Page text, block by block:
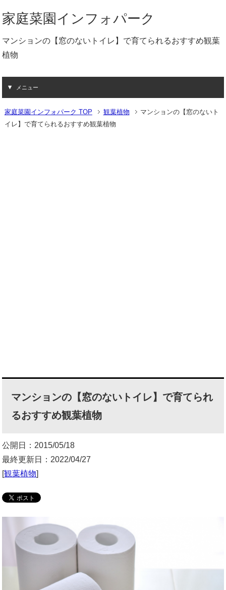
家庭菜園インフォパーク
マンションの【窓のないトイレ】で育てられるおすすめ観葉
植物
メニュー
家庭菜園インフォパーク TOP 観葉植物
マンションの【窓のないト
イレ】で育てられるおすすめ観葉植物
マンションの【窓のないトイレ】で育てられ
るおすすめ観葉植物
公開日：2015/05/18
最終更新日：2022/04/27
[観葉植物]